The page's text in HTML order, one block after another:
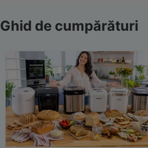
Ghid de cumpărături